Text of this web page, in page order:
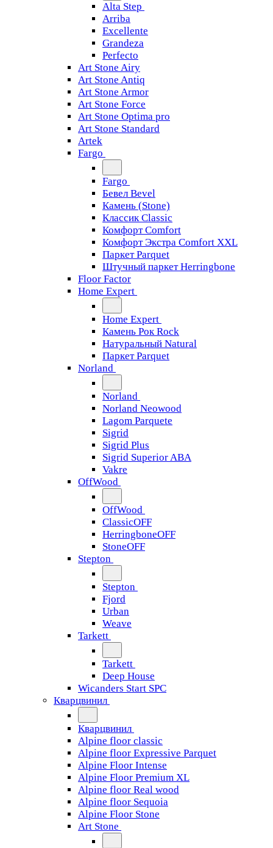
Alta Step
Arriba
Excellente
Grandeza
Perfecto
Art Stone Airy
Art Stone Antiq
Art Stone Armor
Art Stone Force
Art Stone Optima pro
Art Stone Standard
Artek
Fargo
Fargo
Бевел Bevel
Камень (Stone)
Классик Classic
Комфорт Comfort
Комфорт Экстра Comfort XXL
Паркет Parquet
Штучный паркет Herringbone
Floor Factor
Home Expert
Home Expert
Камень Рок Rock
Натуральный Natural
Паркет Parquet
Norland
Norland
Norland Neowood
Lagom Parquete
Sigrid
Sigrid Plus
Sigrid Superior ABA
Vakre
OffWood
OffWood
ClassicOFF
HerringboneOFF
StoneOFF
Stepton
Stepton
Fjord
Urban
Weave
Tarkett
Tarkett
Deep House
Wicanders Start SPC
Кварцвинил
Кварцвинил
Alpine floor classic
Alpine floor Expressive Parquet
Alpine Floor Intense
Alpine Floor Premium XL
Alpine floor Real wood
Alpine floor Sequoia
Alpine Floor Stone
Art Stone